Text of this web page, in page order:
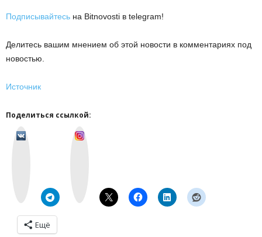
Подписывайтесь на Bitnovosti в telegram!
Делитесь вашим мнением об этой новости в комментариях под
новостью.
Источник
Поделиться ссылкой:
Ещё